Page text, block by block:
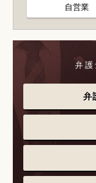
自営業
弁
弁